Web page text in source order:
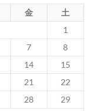
金 土
1
7
8
14
15
21
22
28
29